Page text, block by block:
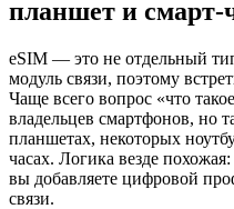
планшет и смарт-
eSIM — это не отдельный
модуль связи, поэтому
Чаще всего вопрос «что
владельцев смартфонов, но
планшетах, некоторых
часах. Логика везде
вы добавляете цифровой
связи.